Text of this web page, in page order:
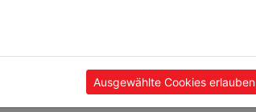
Ausgewählte Cookies erlauben